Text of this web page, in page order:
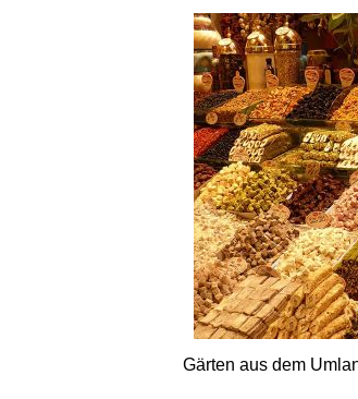
Gärten aus dem